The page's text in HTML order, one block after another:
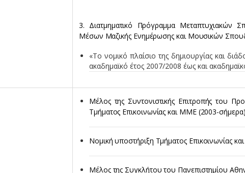
3. Διατμηματικό Πρόγραμμα Μεταπτυχιακών
Μέσων Μαζικής Ενημέρωσης και Μουσικών
«Το νομικό πλαίσιο της δημιουργίας και
ακαδημαϊκό έτος 2007/2008 έως και
Μέλος της Συντονιστικής Επιτροπής του
Τμήματος Επικοινωνίας και ΜΜΕ (2003-σήμερα)
Νομική υποστήριξη Τμήματος Επικοινωνίας
Μέλος της Συγκλήτου του Πανεπιστημίου